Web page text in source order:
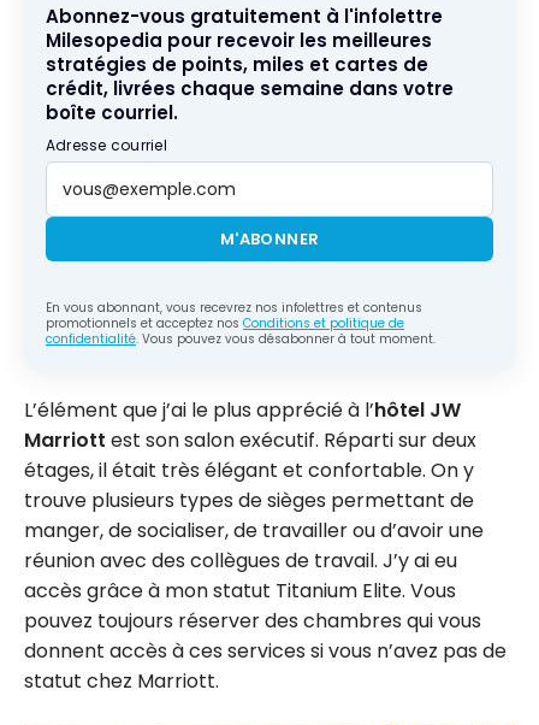
Abonnez-vous gratuitement à l'infolettre
Milesopedia pour recevoir les meilleures
stratégies de points, miles et cartes de
crédit, livrées chaque semaine dans votre
boîte courriel.
Adresse courriel
M'ABONNER
En vous abonnant, vous recevrez nos infolettres et contenus
promotionnels et acceptez nos Conditions et politique de
confidentialité. Vous pouvez vous désabonner à tout moment.
L’élément que j’ai le plus apprécié à l’hôtel JW
Marriott est son salon exécutif. Réparti sur deux
étages, il était très élégant et confortable. On y
trouve plusieurs types de sièges permettant de
manger, de socialiser, de travailler ou d’avoir une
réunion avec des collègues de travail. J’y ai eu
accès grâce à mon statut Titanium Elite. Vous
pouvez toujours réserver des chambres qui vous
donnent accès à ces services si vous n’avez pas de
statut chez Marriott.